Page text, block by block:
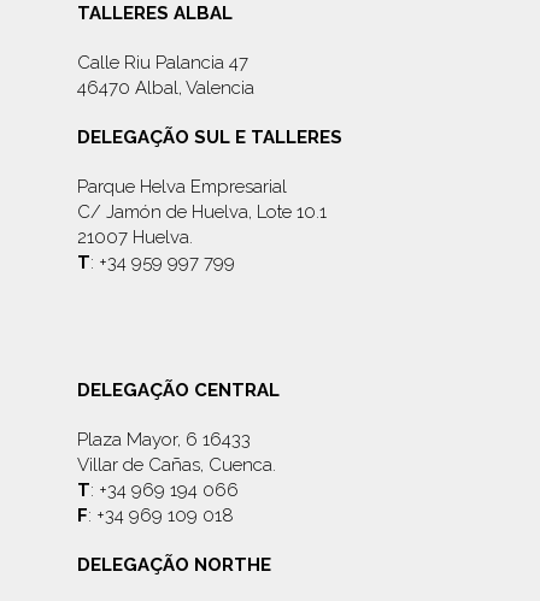
TALLERES ALBAL
Calle Riu Palancia 47
46470 Albal, Valencia
DELEGAÇÃO SUL E TALLERES
Parque Helva Empresarial
C/ Jamón de Huelva, Lote 10.1
21007 Huelva.
T: +34 959 997 799
DELEGAÇÃO CENTRAL
Plaza Mayor, 6 16433
Villar de Cañas, Cuenca.
T: +34 969 194 066
F: +34 969 109 018
DELEGAÇÃO NORTHE